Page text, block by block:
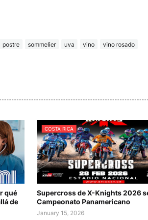
postre sommelier uva vino vino rosado
qué
de
COSTA RICA
Supercross de X-Knights 2026
Campeonato Panamericano
January 15, 2026